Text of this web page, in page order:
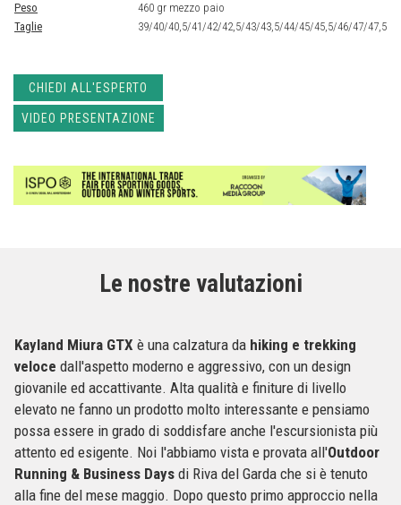
Peso
460 gr mezzo paio
Taglie
39/40/40,5/41/42/42,5/43/43,5/44/45/45,5/46/47/47,5
CHIEDI ALL'ESPERTO
VIDEO PRESENTAZIONE
Le nostre valutazioni
Kayland Miura GTX è una calzatura da hiking e trekking
veloce dall'aspetto moderno e aggressivo, con un design
giovanile ed accattivante. Alta qualità e finiture di livello
elevato ne fanno un prodotto molto interessante e pensiamo
possa essere in grado di soddisfare anche l'escursionista più
attento ed esigente. Noi l'abbiamo vista e provata all'Outdoor
Running & Business Days di Riva del Garda che si è tenuto
alla fine del mese maggio. Dopo questo primo approccio nella